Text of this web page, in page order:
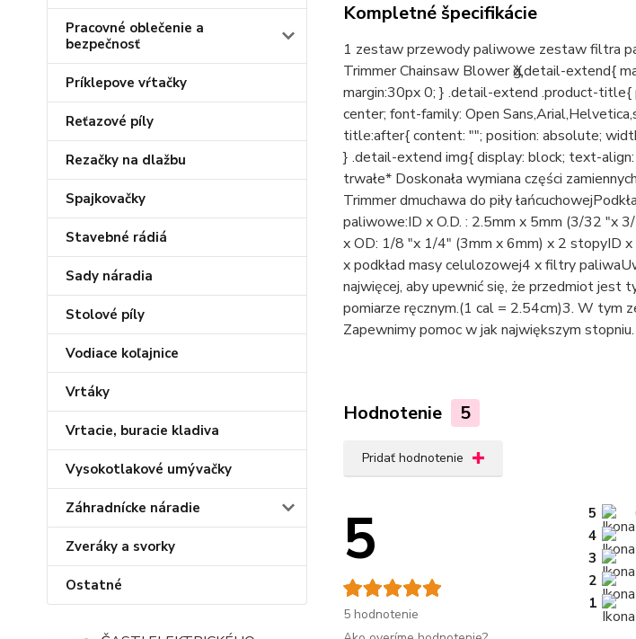
Pracovné oblečenie a
bezpečnosť
Príklepove vŕtačky
Reťazové píly
Rezačky na dlažbu
Spajkovačky
Stavebné rádiá
Sady náradia
Stolové píly
Vodiace koľajnice
Vrtáky
Vrtacie, buracie kladiva
Vysokotlakové umývačky
Záhradnícke náradie
Zveráky a svorky
Ostatné
Kompletné špecifikácie
1 zestaw przewody paliwowe zestaw filtra
Trimmer Chainsaw Blower Ҳģ.detail-extend{
margin:30px 0; } .detail-extend .product-
center; font-family: Open
title:after{ content: ""; position: absolute;
} .detail-extend img{ display: block; text-
trwałe* Doskonała wymiana części
Trimmer dmuchawa do piły
paliwowe:ID x O.D. : 2.5mm x 5mm (3/32 "x
x OD: 1/8 "x 1/4" (3mm x 6mm) x 2 stopyID
x podkład masy celulozowej4 x filtry
najwięcej, aby upewnić się, że przedmiot jest
pomiarze ręcznym.(1 cal = 2.54cm)3. W tym
Zapewnimy pomoc w jak największym stopniu.
Hodnotenie 5
Pridať hodnotenie
5
5 hodnotenie
5
4
3
2
1